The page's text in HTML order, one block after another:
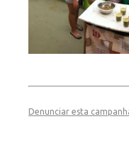
Denunciar esta